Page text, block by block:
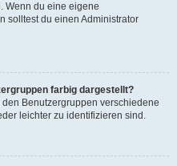
Wenn du eine eigene
solltest du einen Administrator
farbig dargestellt?
Benutzergruppen verschiedene
leichter zu identifizieren sind.